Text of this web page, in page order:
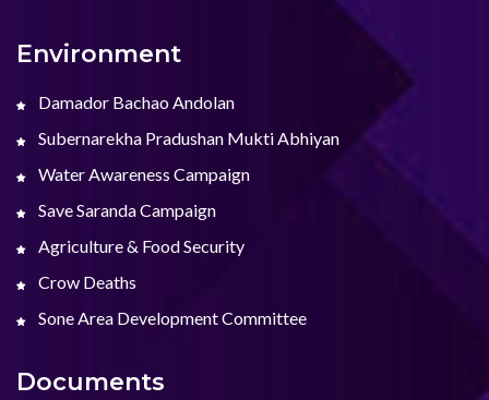
Environment
Damador Bachao Andolan
Subernarekha Pradushan Mukti Abhiyan
Water Awareness Campaign
Save Saranda Campaign
Agriculture & Food Security
Crow Deaths
Sone Area Development Committee
Documents